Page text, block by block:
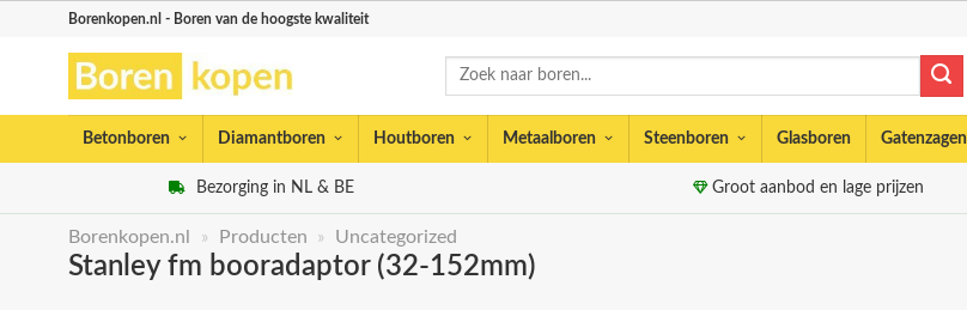
Borenkopen.nl - Boren van de hoogste kwaliteit
Zoeken
Betonboren Diamantboren Houtboren Metaalboren Steenboren Glasboren Gatenzagen
Bezorging in NL & BE Groot aanbod en lage prijzen
Borenkopen.nl » Producten » Uncategorized
Stanley fm booradaptor (32-152mm)